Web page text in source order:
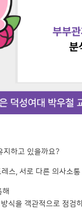
지하고 있을까요?
스, 서로 다른 의사소
해
식을 객관적으로 점검